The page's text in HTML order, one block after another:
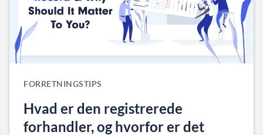
FORRETNINGSTIPS
Hvad er den registrerede
forhandler, og hvorfor er det